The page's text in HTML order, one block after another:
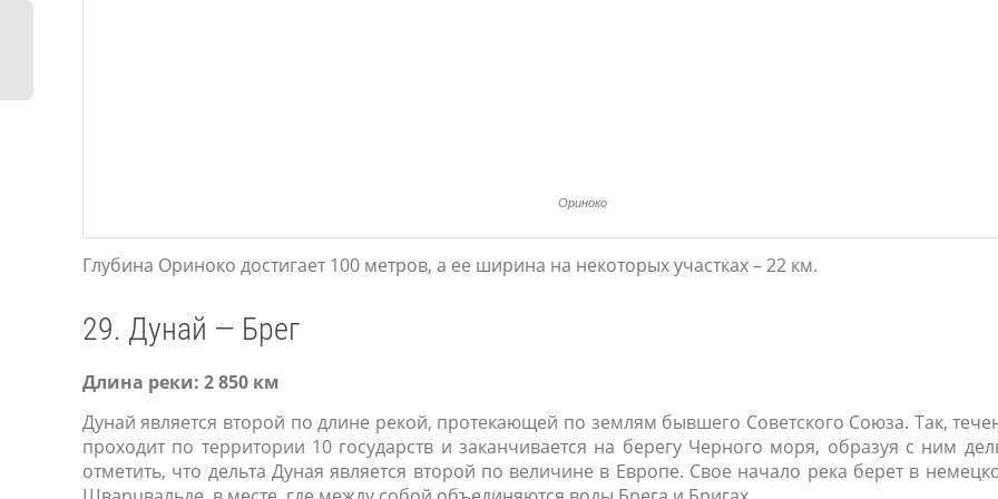
Ориноко
Глубина Ориноко достигает 100 метров, а ее ширина на некоторых участках – 22 км.
29. Дунай — Брег
Длина реки: 2 850 км
Дунай является второй по длине рекой, протекающей по землям бывшего Советского Союза. Так,
проходит по территории 10 государств и заканчивается на берегу Черного моря, образуя с ним
отметить, что дельта Дуная является второй по величине в Европе. Свое начало река берет в